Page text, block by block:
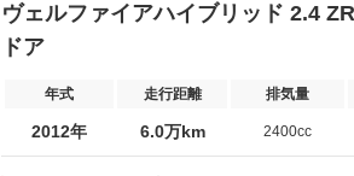
ヴェルファイアハイブリッド 2.4
ドア
年式 走行距離 排気量
2012年 6.0万km 2400cc